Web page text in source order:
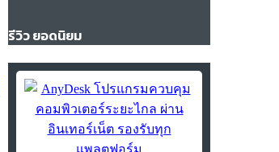
รีวิว ยอดนิยม